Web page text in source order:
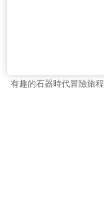
有趣的石器時代冒險旅程